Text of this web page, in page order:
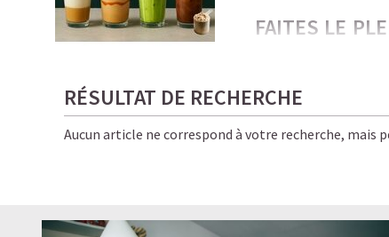
FAITES LE
Froides, onctueuses,
amateurs de café… et
Ici, chaque gorgée
RÉSULTAT DE RECHERCHE
Aucun article ne correspond à votre recherche, mais